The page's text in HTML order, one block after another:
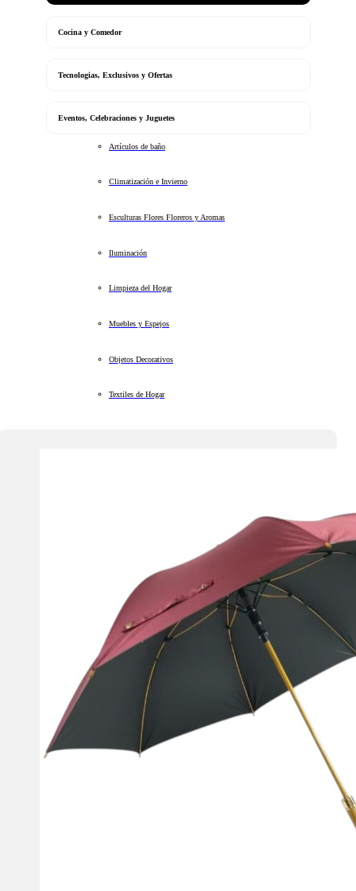
Cocina y Comedor
Tecnologias, Exclusivos y Ofertas
Eventos, Celebraciones y Juguetes
Artículos de baño
Climatización e Invierno
Esculturas Flores Floreros y Aromas
Iluminación
Limpieza del Hogar
Muebles y Espejos
Objetos Decorativos
Textiles de Hogar